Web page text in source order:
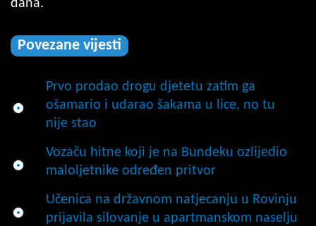
dana.
Povezane vijesti
Prvo prodao drogu djetetu zatim ga
ošamario i udarao šakama u lice, no tu
nije stao
Vozaču hitne koji je na Bundeku ozlijedio
maloljetnike određen pritvor
Učenica na državnom natjecanju u Rovinju
prijavila silovanje u apartmanskom naselju